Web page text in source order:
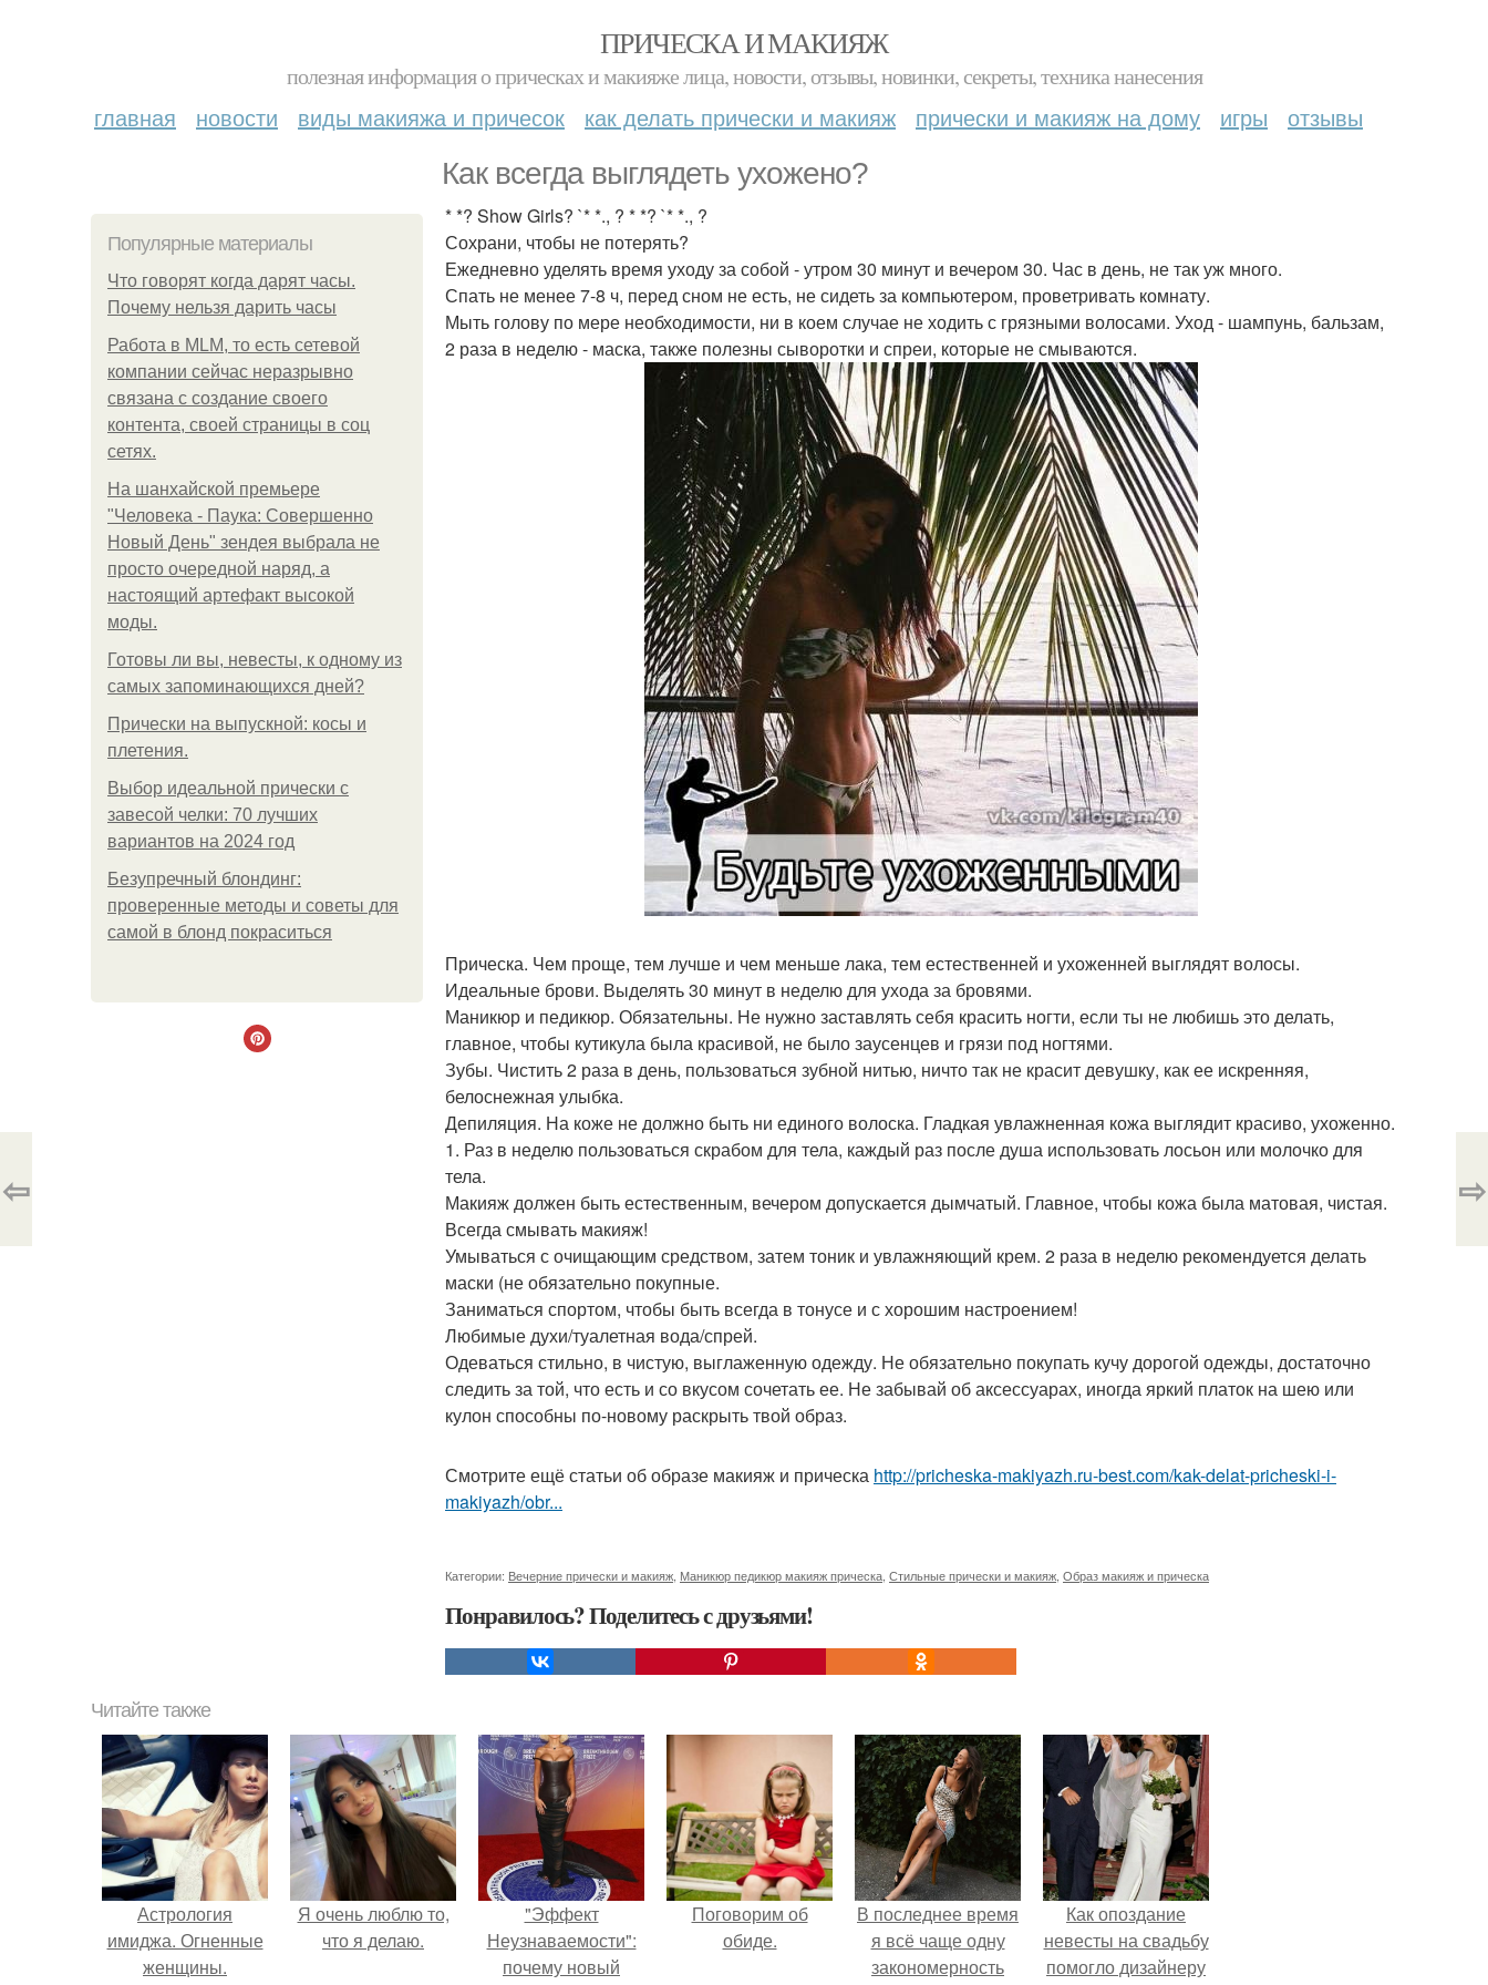
ПРИЧЕСКА И МАКИЯЖ
полезная информация о прическах и макияже лица, новости, отзывы, новинки, секреты, техника нанесения
главная новости виды макияжа и причесок как делать прически и макияж прически и макияж на дому игры отзывы
Как всегда выглядеть ухожено?
Популярные материалы
Что говорят когда дарят часы.
Почему нельзя дарить часы
Работа в MLM, то есть сетевой
компании сейчас неразрывно
связана с создание своего
контента, своей страницы в соц
сетях.
На шанхайской премьере
"Человека - Паука: Совершенно
Новый День" зендея выбрала не
просто очередной наряд, а
настоящий артефакт высокой
моды.
Готовы ли вы, невесты, к одному из
самых запоминающихся дней?
Прически на выпускной: косы и
плетения.
Выбор идеальной прически с
завесой челки: 70 лучших
вариантов на 2024 год
Безупречный блондинг:
проверенные методы и советы для
самой в блонд покраситься
* *? Show Girls? `* *., ? * *? `* *., ?
Сохрани, чтобы не потерять?
Ежедневно уделять время уходу за собой - утром 30 минут и вечером 30. Час в день, не так уж много.
Спать не менее 7-8 ч, перед сном не есть, не сидеть за компьютером, проветривать комнату.
Мыть голову по мере необходимости, ни в коем случае не ходить с грязными волосами. Уход - шампунь, бальзам,
2 раза в неделю - маска, также полезны сыворотки и спреи, которые не смываются.
Прическа. Чем проще, тем лучше и чем меньше лака, тем естественней и ухоженней выглядят волосы.
Идеальные брови. Выделять 30 минут в неделю для ухода за бровями.
Маникюр и педикюр. Обязательны. Не нужно заставлять себя красить ногти, если ты не любишь это делать,
главное, чтобы кутикула была красивой, не было заусенцев и грязи под ногтями.
Зубы. Чистить 2 раза в день, пользоваться зубной нитью, ничто так не красит девушку, как ее искренняя,
белоснежная улыбка.
Депиляция. На коже не должно быть ни единого волоска. Гладкая увлажненная кожа выглядит красиво, ухоженно.
1. Раз в неделю пользоваться скрабом для тела, каждый раз после душа использовать лосьон или молочко для
тела.
Макияж должен быть естественным, вечером допускается дымчатый. Главное, чтобы кожа была матовая, чистая.
Всегда смывать макияж!
Умываться с очищающим средством, затем тоник и увлажняющий крем. 2 раза в неделю рекомендуется делать
маски (не обязательно покупные.
Заниматься спортом, чтобы быть всегда в тонусе и с хорошим настроением!
Любимые духи/туалетная вода/спрей.
Одеваться стильно, в чистую, выглаженную одежду. Не обязательно покупать кучу дорогой одежды, достаточно
следить за той, что есть и со вкусом сочетать ее. Не забывай об аксессуарах, иногда яркий платок на шею или
кулон способны по-новому раскрыть твой образ.
Смотрите ещё статьи об образе макияж и прическа http://pricheska-makiyazh.ru-best.com/kak-delat-pricheski-i-
makiyazh/obr...
Категории: Вечерние прически и макияж Маникюр педикюр макияж прическа Стильные прически и макияж Образ макияж и прическа
Понравилось? Поделитесь с друзьями!
⇦ ⇨
Читайте также
Астрология
имиджа. Огненные
женщины.
Я очень люблю то,
что я делаю.
"Эффект
Неузнаваемости":
почему новый
Поговорим об
обиде.
В последнее время
я всё чаще одну
закономерность
Как опоздание
невесты на свадьбу
помогло дизайнеру